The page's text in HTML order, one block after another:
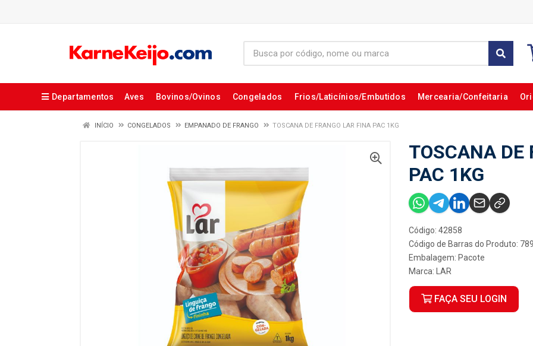
Departamentos Aves Bovinos/Ovinos Congelados Frios/Laticínios/Embutidos Mercearia/Confeitaria
INÍCIO CONGELADOS EMPANADO DE FRANGO TOSCANA DE FRANGO LAR FINA PAC 1KG
TOSCANA DE
PAC 1KG
Código: 42858
Código de Barras do Produto:
Embalagem: Pacote
Marca:
LAR
FAÇA SEU LOGIN